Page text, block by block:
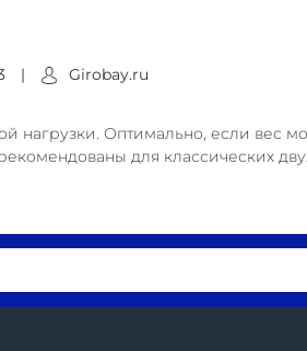
| Girobay.ru
нагрузки. Оптимально, если вес
для классических